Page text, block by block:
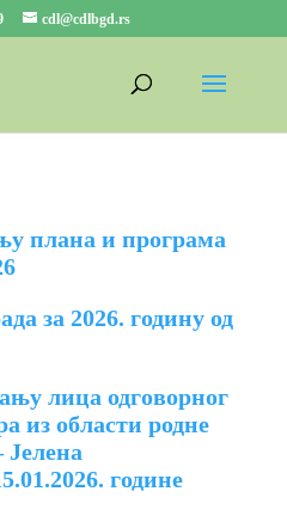
cdl@cdlbgd.rs
плана и програма
за 2026. годину од
лица одговорног
из области родне
Јелена
године